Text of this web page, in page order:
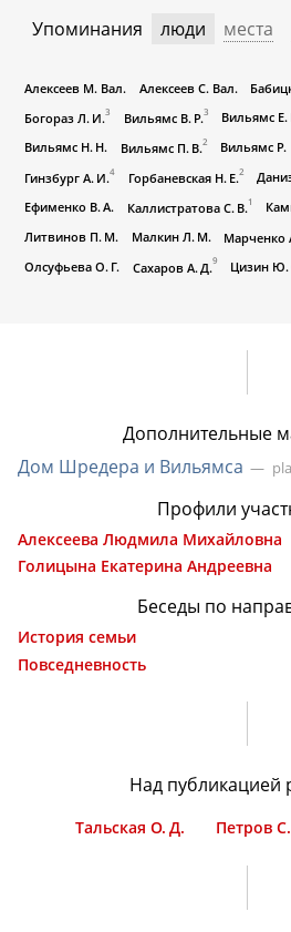
Упоминания люди места
Алексеев М. Вал. Алексеев С. Вал.
Богораз Л. И.3 Вильямс В. Р.3 Вильямс Е.
Вильямс Н. Н.
Вильямс П. В. 2 Вильямс Р.
Гинзбург А. И.4 Горбаневская Н. Е. 2
Ефименко В. А.
Каллистратова С. В. 1
Литвинов П. М.
Малкин Л. М. Марченко
Олсуфьева О. Г.
Сахаров А. Д.9 Цизин Ю.
Дополнительные
Дом Шредера и Вильямса
Профили
Алексеева Людмила Михайловна
Голицына Екатерина Андреевна
Беседы по
История семьи
Повседневность
Над публикацией
Тальская О. Д. Петров С.